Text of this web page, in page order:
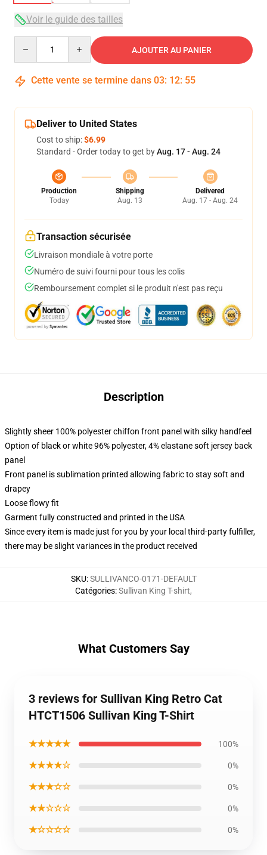
Voir le guide des tailles
AJOUTER AU PANIER
Cette vente se termine dans 03: 12: 54
Deliver to United States
Cost to ship:$6.99
Standard - Order today to get byAug. 17 - Aug. 24
Production
Today
Shipping
Aug. 13
Delivered
Aug. 17 - Aug. 24
Transaction sécurisée
Livraison mondiale à votre porte
Numéro de suivi fourni pour tous les colis
Remboursement complet si le produit n'est pas reçu
Description
Slightly sheer 100% polyester chiffon front panel with silky handfeel
Option of black or white 96% polyester, 4% elastane soft jersey back
panel
Front panel is sublimation printed allowing fabric to stay soft and
drapey
Loose flowy fit
Garment fully constructed and printed in the USA
Since every item is made just for you by your local third-party fulfiller,
there may be slight variances in the product received
SKU:SULLIVANCO-0171-DEFAULT
Catégories:Sullivan King T-shirt,
What Customers Say
3 reviews for Sullivan King Retro Cat
HTCT1506 Sullivan King T-Shirt
★★★★★ 100%
★★★★☆ 0%
★★★☆☆ 0%
★★☆☆☆ 0%
★☆☆☆☆ 0%